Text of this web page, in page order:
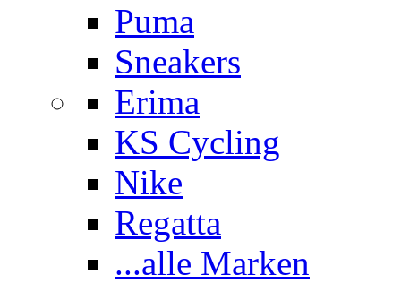
Puma
Sneakers
Erima
KS Cycling
Nike
Regatta
...alle Marken